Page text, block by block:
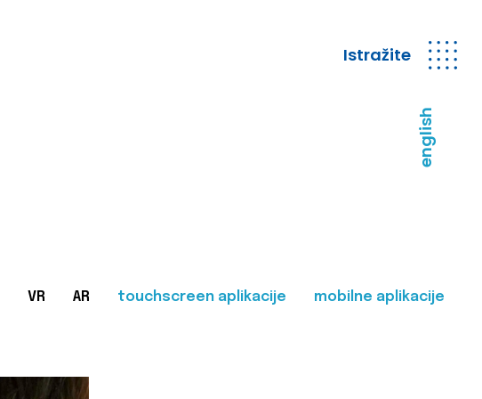
Istražite
english
VR AR touchscreen aplikacije mobilne aplikacije